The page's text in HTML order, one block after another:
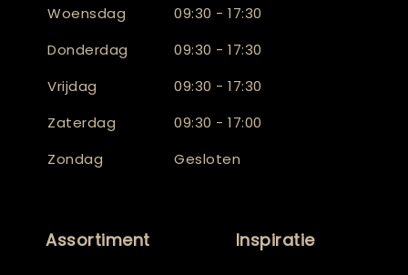
Woensdag
09:30 - 17:30
Donderdag
09:30 - 17:30
Vrijdag
09:30 - 17:30
Zaterdag
09:30 - 17:00
Zondag
Gesloten
Assortiment Inspiratie